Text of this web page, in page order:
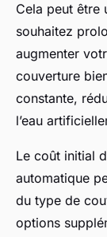
Cela peut être
souhaitez
augmenter
couverture
constante,
l’eau
Le coût initial
automatique
du type de
options